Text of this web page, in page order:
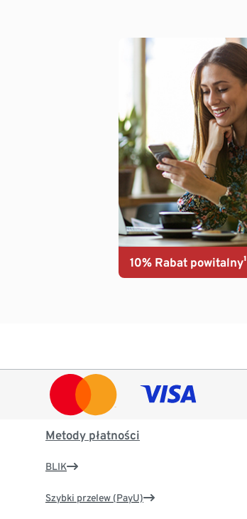
10% Rabat powitalny¹
Metody płatności
BLIK
Szybki przelew (PayU)